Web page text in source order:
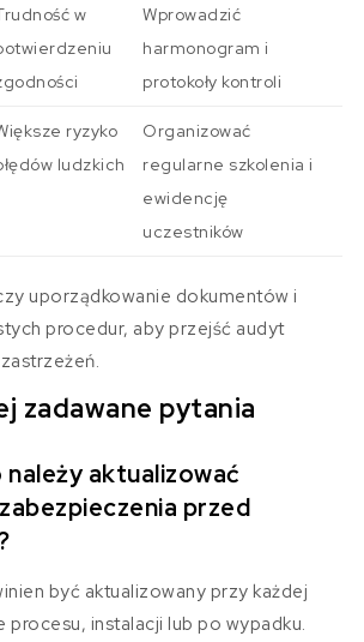
w
Wprowadzić
harmonogram i
protokoły kontroli
ryzyko
ludzkich
Organizować
regularne szkolenia i
ewidencję
uczestników
uporządkowanie dokumentów i
procedur, aby przejść audyt
zadawane pytania
aktualizować
przed
być aktualizowany przy każdej
procesu, instalacji lub po wypadku.